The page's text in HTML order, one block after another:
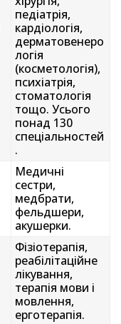
педіатрія,
кардіологія,
дерматовенеро
логія
(косметологія),
психіатрія,
стоматологія
тощо. Усього
понад 130
спеціальностей
.
Медичні
сестри,
медбрати,
фельдшери,
акушерки.
Фізіотерапія,
реабілітаційне
лікування,
терапія мови і
мовлення,
ерготерапія.